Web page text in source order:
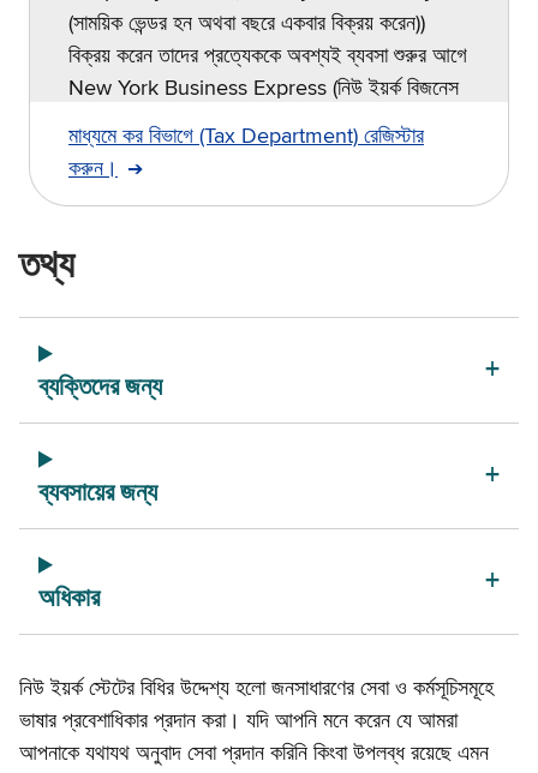
(সাময়িক ভেন্ডর হন অথবা বছরে একবার বিক্রয় করেন))
বিক্রয় করেন তাদের প্রত্যেককে অবশ্যই ব্যবসা শুরুর আগে
New York Business Express (নিউ ইয়র্ক বিজনেস
মাধ্যমে কর বিভাগে (Tax Department) রেজিস্টার
করুন।
তথ্য
ব্যক্তিদের জন্য
ব্যবসায়ের জন্য
অধিকার
নিউ ইয়র্ক স্টেটের বিধির উদ্দেশ্য হলো জনসাধারণের সেবা ও কর্মসূচিসমূহে
ভাষার প্রবেশাধিকার প্রদান করা। যদি আপনি মনে করেন যে আমরা
আপনাকে যথাযথ অনুবাদ সেবা প্রদান করিনি কিংবা উপলব্ধ রয়েছে এমন